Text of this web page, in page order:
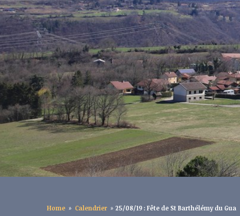
Home » Calendrier » 25/08/19 : Fête de St Barthélémy du Gua